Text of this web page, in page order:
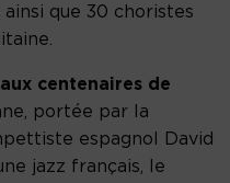
que 30 choristes
centenaires de
portée par la
espagnol David
jazz français, le